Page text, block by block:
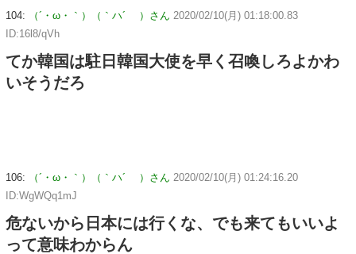
104: （´・ω・｀）（｀ハ´ ）さん 2020/02/10(月) 01:18:00.83
ID:16l8/qVh
てか韓国は駐日韓国大使を早く召喚しろよかわ
いそうだろ
106: （´・ω・｀）（｀ハ´ ）さん 2020/02/10(月) 01:24:16.20
ID:WgWQq1mJ
危ないから日本には行くな、でも来てもいいよ
って意味わからん